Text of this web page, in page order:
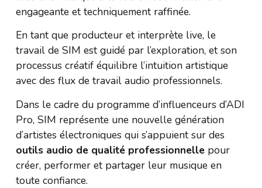
engageante et techniquement raffinée.
En tant que producteur et interprète live, le
travail de SIM est guidé par l’exploration, et son
processus créatif équilibre l’intuition artistique
avec des flux de travail audio professionnels.
Dans le cadre du programme d’influenceurs d’ADI
Pro, SIM représente une nouvelle génération
d’artistes électroniques qui s’appuient sur des
outils audio de qualité professionnellepour
créer, performer et partager leur musique en
toute confiance.